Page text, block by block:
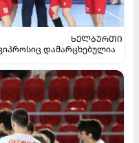
ᲮᲔᲚᲑᲣᲠᲗᲘ
დამარცხებულია